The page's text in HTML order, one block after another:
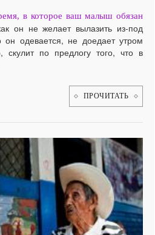
в которое ваш малыш обязан
он не желает вылазить из-под
он одевается, не доедает утром
скулит по предлогу того, что в
ПРОЧИТАТЬ